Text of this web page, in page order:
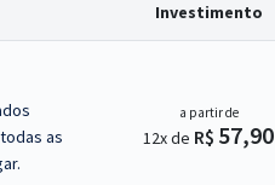
Investimento
as
a partir de
12x de R$ 57,90